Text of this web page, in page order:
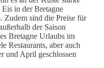
Eis in der Bretagne
Zudem sind die Preise für
der Saison
Bretagne Urlaubs im
Restaurants, aber auch
und April geschlossen